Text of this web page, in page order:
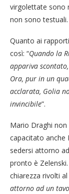
virgolettate sono
non sono testuali.
Quanto ai
così: “Quando la
appariva
Ora, pur in un
acclarata, Golia
invincibile”.
Mario Draghi non
capacitato anche
sedersi attorno
pronto è
chiarezza rivolti
attorno ad un